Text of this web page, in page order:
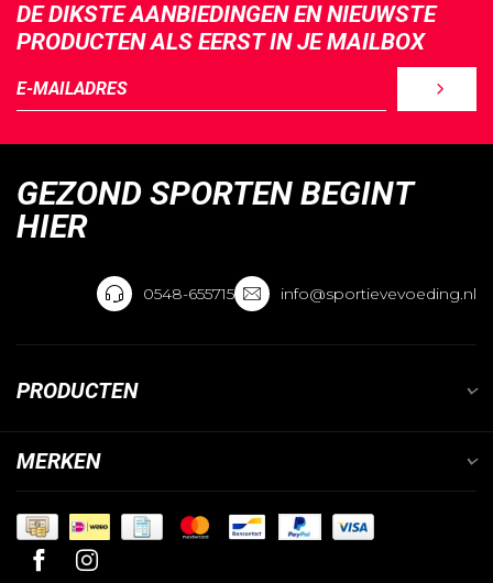
DE DIKSTE AANBIEDINGEN EN NIEUWSTE
PRODUCTEN ALS EERST IN JE MAILBOX
GEZOND SPORTEN BEGINT
HIER
0548-655715 info@sportievevoeding.nl
PRODUCTEN
MERKEN